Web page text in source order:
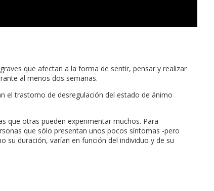
que afectan a la forma de sentir, pensar y realizar
al menos dos semanas.
el trastorno de desregulación del estado de ánimo
que otras pueden experimentar muchos. Para
que sólo presentan unos pocos síntomas -pero
su duración, varían en función del individuo y de su